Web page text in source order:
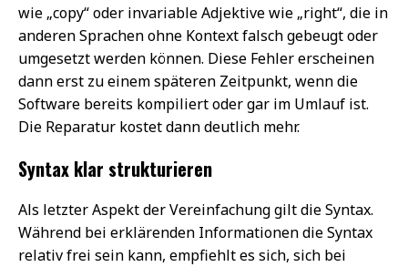
wie „copy“ oder invariable Adjektive wie „right“, die in
anderen Sprachen ohne Kontext falsch gebeugt oder
umgesetzt werden können. Diese Fehler erscheinen
dann erst zu einem späteren Zeitpunkt, wenn die
Software bereits kompiliert oder gar im Umlauf ist.
Die Reparatur kostet dann deutlich mehr.
Syntax klar strukturieren
Als letzter Aspekt der Vereinfachung gilt die Syntax.
Während bei erklärenden Informationen die Syntax
relativ frei sein kann, empfiehlt es sich, sich bei